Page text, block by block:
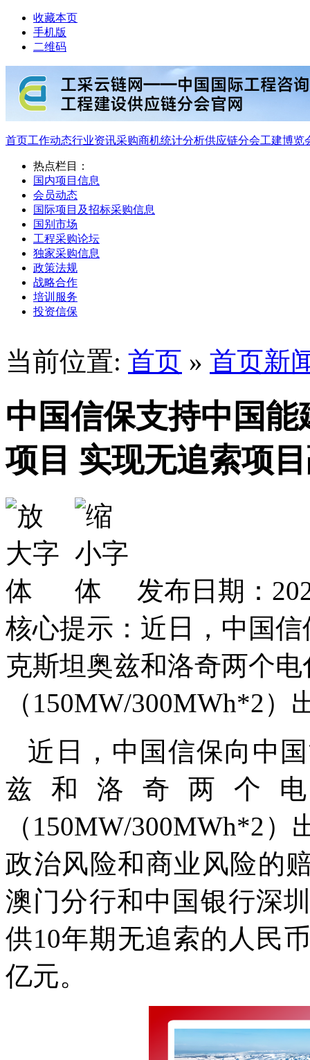
收藏本页
手机版
二维码
首页工作动态行业资讯采购商机统计分析供应链分会工建博览
热点栏目：
国内项目信息
会员动态
国际项目及招标采购信息
国别市场
工程采购论坛
独家采购信息
政策法规
战略合作
培训服务
投资信保
当前位置: 首页 » 首页新
中国信保支持中国
项目 实现无追索项
发布日期：
核心提示：近日，中国
克斯坦奥兹和洛奇两个
（150MW/300MWh*2
近日，中国信保向中
兹和洛奇两个
（150MW/300MWh*2
政治风险和商业风险的
澳门分行和中国银行深
供10年期无追索的人民
亿元。